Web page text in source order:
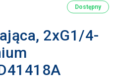
Dostępny
2xG1/4-